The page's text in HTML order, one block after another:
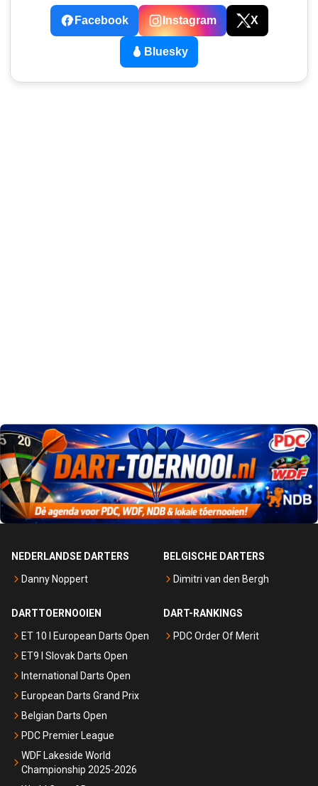
Facebook Instagram X
Bluesky
NEDERLANDSE DARTERS
Danny Noppert
BELGISCHE DARTERS
Dimitri van den Bergh
DARTTOERNOOIEN
ET 10 I European Darts Open
ET9 I Slovak Darts Open
International Darts Open
European Darts Grand Prix
Belgian Darts Open
PDC Premier League
WDF Lakeside World
Championship 2025-2026
DART-RANKINGS
PDC Order Of Merit